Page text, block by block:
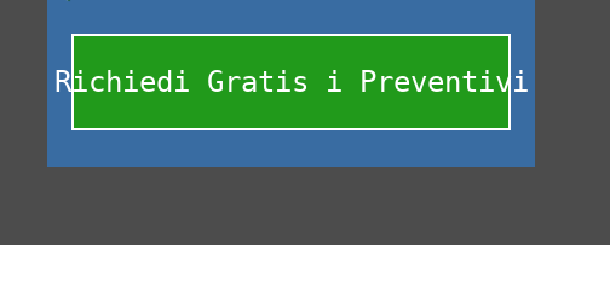
Richiedi Gratis i Preventivi